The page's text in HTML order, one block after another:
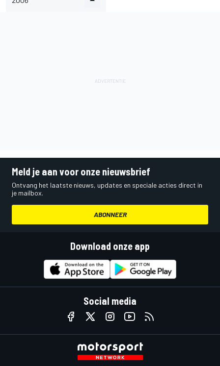
Meld je aan voor onze nieuwsbrief
Ontvang het laatste nieuws, updates en speciale acties direct in
je mailbox.
ABONNEER
Download onze app
Social media